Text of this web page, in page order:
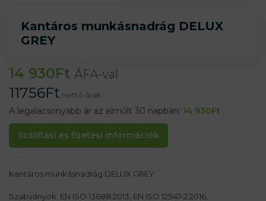
Kantáros munkásnadrág DELUX
GREY
14 930Ft ÁFA-val
11756Ft nettó árak
A legalacsonyabb ár az elmúlt 30 napban: 14 930Ft
Szállítási és fizetési információk
Kantáros munkásnadrág DELUX GREY
Szabványok: EN ISO 13688:2013, EN ISO 12947-2:2016,